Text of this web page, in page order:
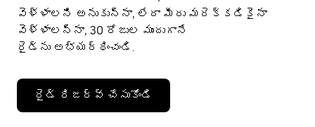
వెళ్ళాలని అనుకున్నా, లేదా మీరు మరెక్కడికైనా
వెళ్ళాలన్నా, 30 రోజుల ముందుగానే
రైడ్‌ను అభ్యర్థించండి.
రైడ్ రిజర్వ్ చేసుకోండి